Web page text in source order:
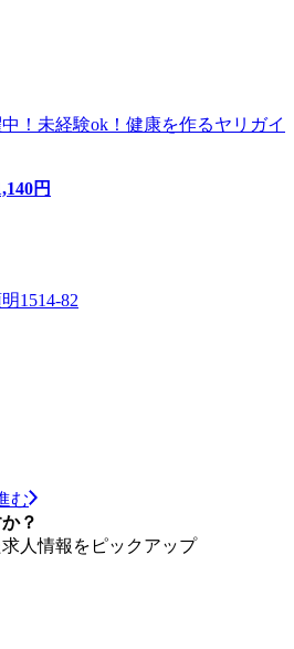
！未経験ok！健康を作るヤリガイ
円
1514-82
む
？
人情報をピックアップ